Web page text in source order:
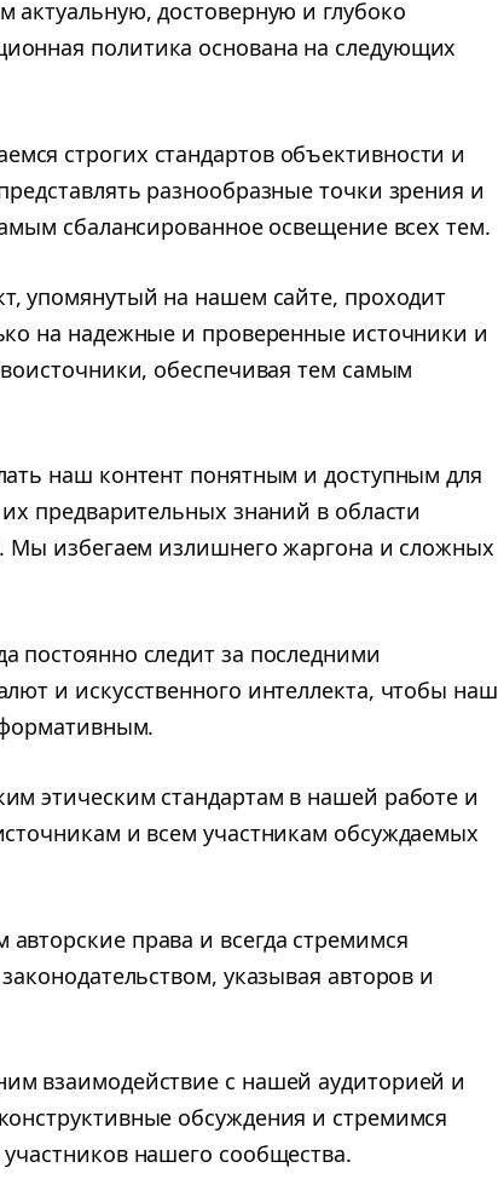
актуальную, достоверную и глубоко
политика основана на следующих
строгих стандартов объективности и
разнообразные точки зрения и
сбалансированное освещение всех тем.
упомянутый на нашем сайте, проходит
на надежные и проверенные источники и
обеспечивая тем самым
наш контент понятным и доступным для
предварительных знаний в области
Мы избегаем излишнего жаргона и сложных
постоянно следит за последними
и искусственного интеллекта, чтобы наш
этическим стандартам в нашей работе и
и всем участникам обсуждаемых
права и всегда стремимся
указывая авторов и
взаимодействие с нашей аудиторией и
обсуждения и стремимся
нашего сообщества.